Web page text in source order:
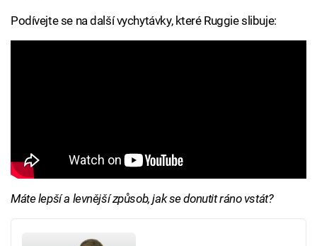
Podívejte se na další vychytávky, které Ruggie slibuje:
Máte lepší a levnější způsob, jak se donutit ráno vstát?